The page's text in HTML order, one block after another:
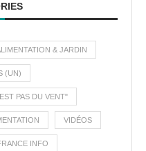
& JARDIN
(UN)
PAS DU VENT"
VIDÉOS
INFO